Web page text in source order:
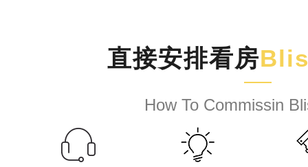
直接安排看房
How To Commissin